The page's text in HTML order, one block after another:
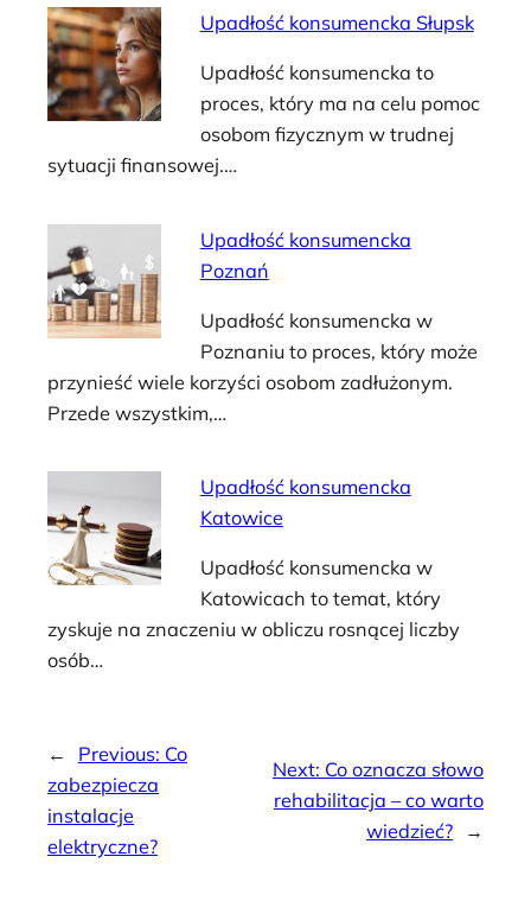
Upadłość konsumencka Słupsk
Upadłość konsumencka to
proces, który ma na celu pomoc
osobom fizycznym w trudnej
sytuacji finansowej.…
Upadłość konsumencka
Poznań
Upadłość konsumencka w
Poznaniu to proces, który może
przynieść wiele korzyści osobom zadłużonym.
Przede wszystkim,…
Upadłość konsumencka
Katowice
Upadłość konsumencka w
Katowicach to temat, który
zyskuje na znaczeniu w obliczu rosnącej liczby
osób…
← Previous: Co
zabezpiecza
instalacje
elektryczne?
Next: Co oznacza słowo
rehabilitacja – co warto
wiedzieć?
→